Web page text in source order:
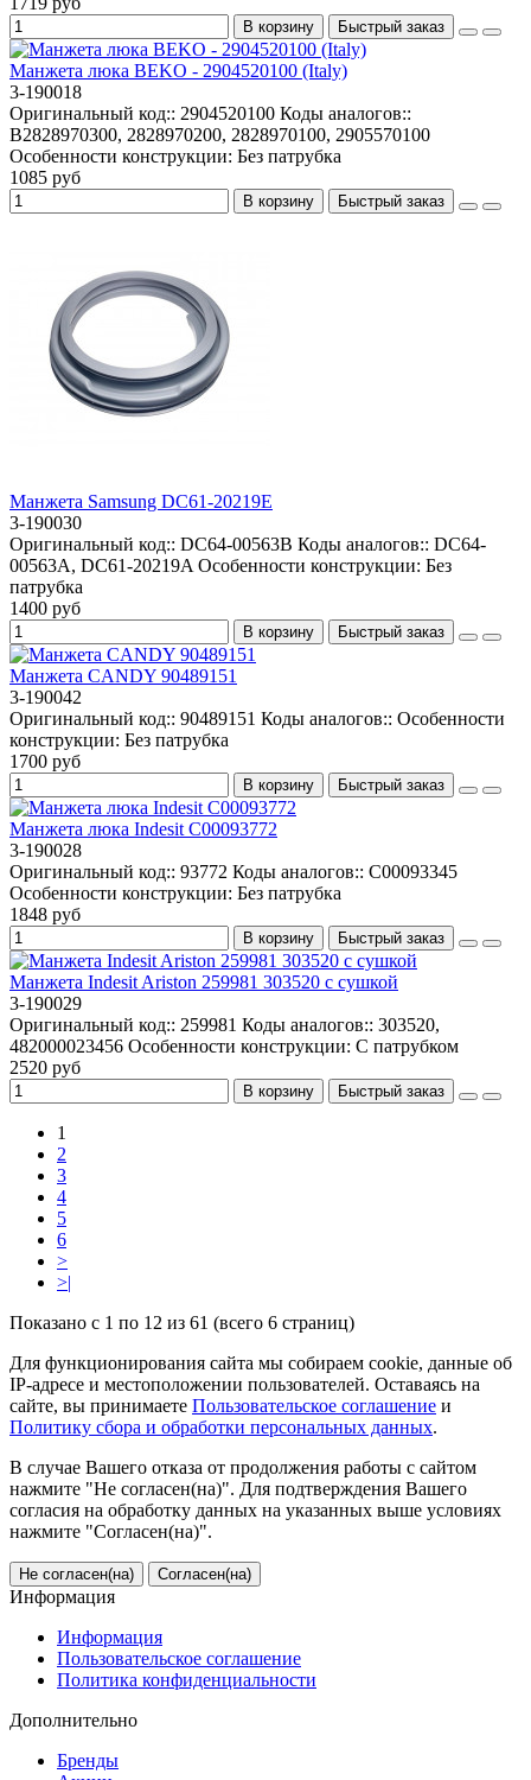
В корзину Быстрый заказ
Манжета люка BEKO - 2904520100 (Italy)
3-190018
Оригинальный код:: 2904520100 Коды аналогов::
B2828970300, 2828970200, 2828970100, 2905570100
Особенности конструкции: Без патрубка
1085 руб
В корзину Быстрый заказ
Манжета Samsung DC61-20219E
3-190030
Оригинальный код:: DC64-00563В Коды аналогов:: DC64-
00563A, DC61-20219A Особенности конструкции: Без
патрубка
1400 руб
В корзину Быстрый заказ
Манжета CANDY 90489151
3-190042
Оригинальный код:: 90489151 Коды аналогов:: Особенности
конструкции: Без патрубка
1700 руб
В корзину Быстрый заказ
Манжета люка Indesit C00093772
3-190028
Оригинальный код:: 93772 Коды аналогов:: C00093345
Особенности конструкции: Без патрубка
1848 руб
В корзину Быстрый заказ
Манжета Indesit Ariston 259981 303520 с сушкой
3-190029
Оригинальный код:: 259981 Коды аналогов:: 303520,
482000023456 Особенности конструкции: С патрубком
2520 руб
В корзину Быстрый заказ
1
2
3
4
5
6
>
>|
Показано с 1 по 12 из 61 (всего 6 страниц)
Для функционирования сайта мы собираем cookie, данные об
IP-адресе и местоположении пользователей. Оставаясь на
сайте, вы принимаете Пользовательское соглашение и
Политику сбора и обработки персональных данных.
В случае Вашего отказа от продолжения работы с сайтом
нажмите "Не согласен(на)". Для подтверждения Вашего
согласия на обработку данных на указанных выше условиях
нажмите "Согласен(на)".
Не согласен(на) Согласен(на)
Информация
Информация
Пользовательское соглашение
Политика конфиденциальности
Дополнительно
Бренды